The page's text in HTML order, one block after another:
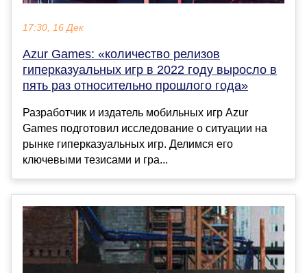
17:30, 16 Дек
Azur Games: «количество релизов
гиперказуальных игр в 2022 году выросло в
пять раз относительно прошлого года»
Разработчик и издатель мобильных игр Azur
Games подготовил исследование о ситуации на
рынке гиперказуальных игр. Делимся его
ключевыми тезисами и гра...